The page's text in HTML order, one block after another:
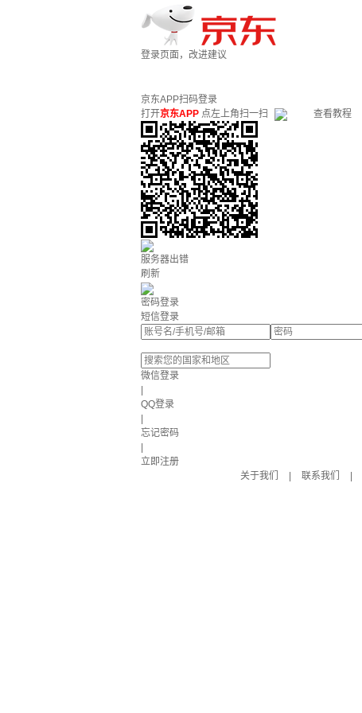
登录页面，改进建议
京东APP扫码登录
打开京东APP 点左上角扫一扫 查看教程
服务器出错
刷新
密码登录
短信登录
微信登录
QQ登录
忘记密码
立即注册
关于我们
联系我们